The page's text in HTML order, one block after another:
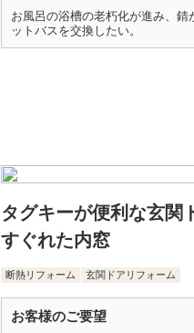
お風呂の浴槽の老朽化が進み、錆
ットバスを交換したい。
タグキーが便利な玄関
すぐれた内窓
断熱リフォーム 玄関ドアリフォーム
お客様のご要望